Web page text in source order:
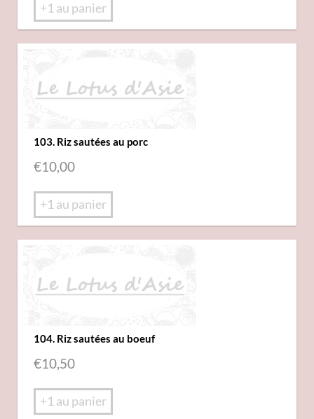
+1 au panier
103. Riz sautées au porc
€10,00
+1 au panier
104. Riz sautées au boeuf
€10,50
+1 au panier